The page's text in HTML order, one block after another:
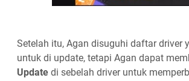
Setelah itu, Agan disuguhi daftar driver
untuk di update, tetapi Agan dapat
Update di sebelah driver untuk